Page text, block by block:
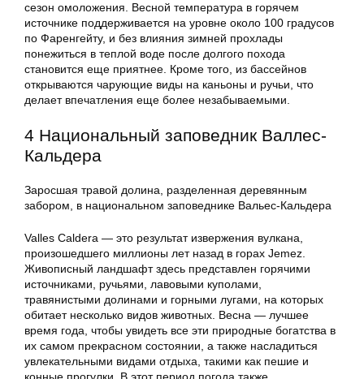
сезон омоложения. Весной температура в горячем
источнике поддерживается на уровне около 100 градусов
по Фаренгейту, и без влияния зимней прохлады
понежиться в теплой воде после долгого похода
становится еще приятнее. Кроме того, из бассейнов
открываются чарующие виды на каньоны и ручьи, что
делает впечатления еще более незабываемыми.
4 Национальный заповедник Валлес-
Кальдера
Заросшая травой долина, разделенная деревянным
забором, в национальном заповеднике Вальес-Кальдера
Valles Caldera — это результат извержения вулкана,
произошедшего миллионы лет назад в горах Jemez.
Живописный ландшафт здесь представлен горячими
источниками, ручьями, лавовыми куполами,
травянистыми долинами и горными лугами, на которых
обитает несколько видов животных. Весна — лучшее
время года, чтобы увидеть все эти природные богатства в
их самом прекрасном состоянии, а также насладиться
увлекательными видами отдыха, такими как пешие и